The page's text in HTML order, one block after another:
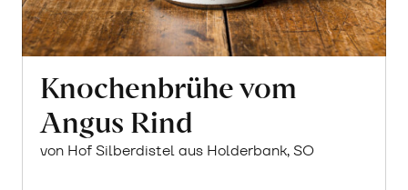
Knochenbrühe vom
Angus Rind
von Hof Silberdistel aus Holderbank, SO